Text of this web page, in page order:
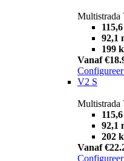
Multistrada
92,1
199
Vanaf
Configureer
V2 S
Multistrada
92,1
202
Vanaf
Configureer